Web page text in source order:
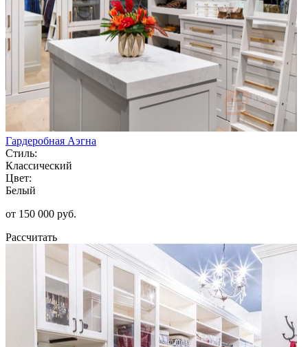
Гардеробная Аэгна
Стиль:
Классический
Цвет:
Белый
от 150 000 руб.
Рассчитать